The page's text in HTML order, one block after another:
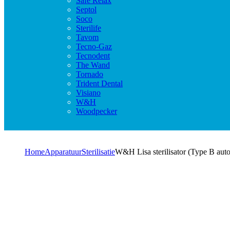
Septol
Soco
Sterilife
Tavom
Tecno-Gaz
Tecnodent
The Wand
Tornado
Trident Dental
Visiano
W&H
Woodpecker
HomeApparatuurSterilisatieW&H Lisa sterilisator (Type B